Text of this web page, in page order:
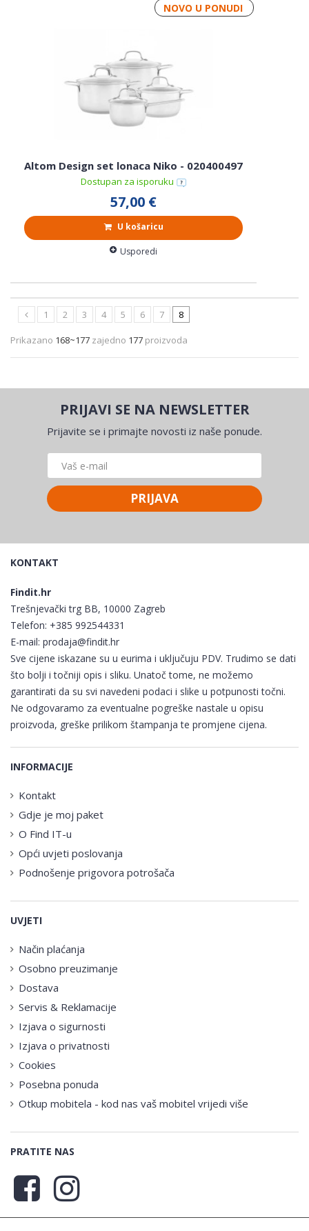
NOVO U PONUDI
Altom Design set lonaca Niko - 020400497
Dostupan za isporuku
57,00 €
U košaricu
Usporedi
1 2 3 4 5 6 7 8
Prikazano 168~177 zajedno 177 proizvoda
PRIJAVI SE NA NEWSLETTER
Prijavite se i primajte novosti iz naše ponude.
PRIJAVA
KONTAKT
Findit.hr
Trešnjevački trg BB, 10000 Zagreb
Telefon: +385 992544331
E-mail: prodaja@findit.hr
Sve cijene iskazane su u eurima i uključuju PDV. Trudimo se dati
što bolji i točniji opis i sliku. Unatoč tome, ne možemo
garantirati da su svi navedeni podaci i slike u potpunosti točni.
Ne odgovaramo za eventualne pogreške nastale u opisu
proizvoda, greške prilikom štampanja te promjene cijena.
INFORMACIJE
Kontakt
Gdje je moj paket
O Find IT-u
Opći uvjeti poslovanja
Podnošenje prigovora potrošača
UVJETI
Način plaćanja
Osobno preuzimanje
Dostava
Servis & Reklamacije
Izjava o sigurnosti
Izjava o privatnosti
Cookies
Posebna ponuda
Otkup mobitela - kod nas vaš mobitel vrijedi više
PRATITE NAS